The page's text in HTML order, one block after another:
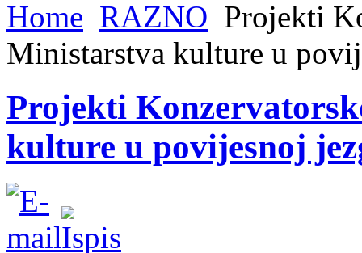
Home RAZNO Projekti
Ministarstva kulture u
Projekti
kulture u povijesnoj